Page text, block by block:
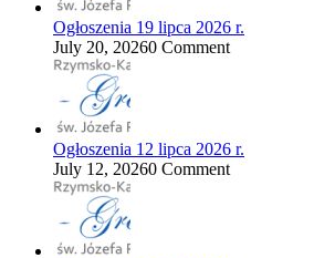
Ogłoszenia 19 lipca 2026 r.
July 20, 20260 Comment
Ogłoszenia 12 lipca 2026 r.
July 12, 20260 Comment